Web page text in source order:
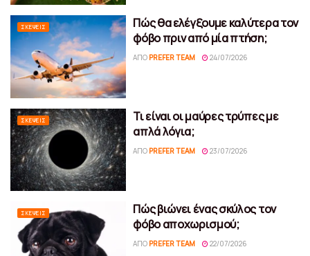
ΣΚΈΨΕΙΣ
Πώς θα ελέγξουμε καλύτερα τον
φόβο πριν από μία πτήση;
ΑΠΌ PREFER TEAM 24/07/2026
ΣΚΈΨΕΙΣ
Τι είναι οι μαύρες τρύπες με
απλά λόγια;
ΑΠΌ PREFER TEAM 23/07/2026
ΣΚΈΨΕΙΣ
Πώς βιώνει ένας σκύλος τον
φόβο αποχωρισμού;
ΑΠΌ PREFER TEAM 22/07/2026